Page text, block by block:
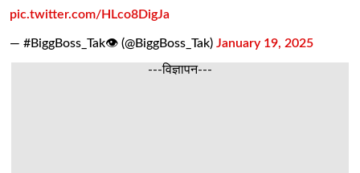
pic.twitter.com/HLco8DigJa
— #BiggBoss_Tak👁 (@BiggBoss_Tak) January 19, 2025
---विज्ञापन---